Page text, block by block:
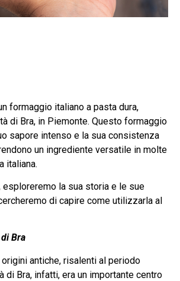
formaggio italiano a pasta dura,
di Bra, in Piemonte. Questo formaggio
sapore intenso e la sua consistenza
un ingrediente versatile in molte
italiana.
esploreremo la sua storia e le sue
di capire come utilizzarla al
Bra
origini antiche, risalenti al periodo
di Bra, infatti, era un importante centro